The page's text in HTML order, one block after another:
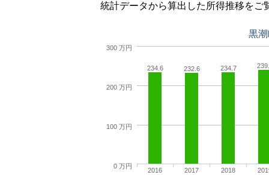
統計データから算出した所得推移をご
黒
234.6 232.6 234.7
2016 2017 2018
0 万円
100 万円
200 万円
300 万円